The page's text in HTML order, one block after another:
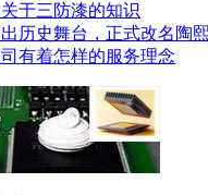
于三防漆的知识
历史舞台，正式改名陶
有着怎样的服务理念